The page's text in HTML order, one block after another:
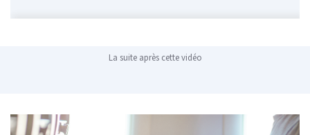
La suite après cette vidéo